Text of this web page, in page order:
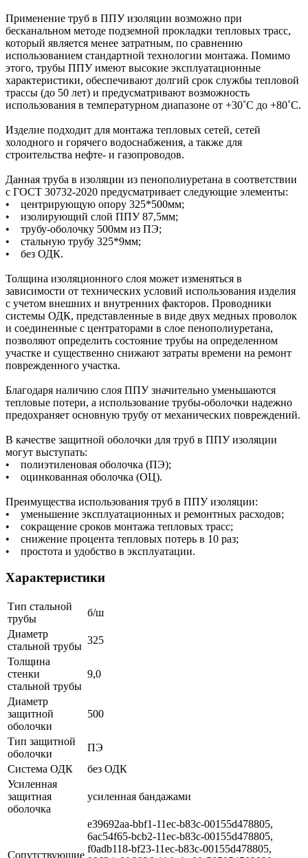
Применение труб в ППУ изоляции возможно при
бесканальном методе подземной прокладки тепловых трасс,
который является менее затратным, по сравнению
использованием стандартной технологии монтажа. Помимо
этого, трубы ППУ имеют высокие эксплуатационные
характеристики, обеспечивают долгий срок службы тепловой
трассы (до 50 лет) и предусматривают возможность
использования в температурном диапазоне от +30˚C до +80˚C.
Изделие подходит для монтажа тепловых сетей, сетей
холодного и горячего водоснабжения, а также для
строительства нефте- и газопроводов.
Данная труба в изоляции из пенополиуретана в соответствии
с ГОСТ 30732-2020 предусматривает следующие элементы:
• центрирующую опору 325*500мм;
• изолирующий слой ППУ 87,5мм;
• трубу-оболочку 500мм из ПЭ;
• стальную трубу 325*9мм;
• без ОДК.
Толщина изоляционного слоя может изменяться в
зависимости от технических условий использования изделия
с учетом внешних и внутренних факторов. Проводники
системы ОДК, представленные в виде двух медных проволок
и соединенные с центраторами в слое пенополиуретана,
позволяют определить состояние трубы на определенном
участке и существенно снижают затраты времени на ремонт
поврежденного участка.
Благодаря наличию слоя ППУ значительно уменьшаются
тепловые потери, а использование трубы-оболочки надежно
предохраняет основную трубу от механических повреждений.
В качестве защитной оболочки для труб в ППУ изоляции
могут выступать:
• полиэтиленовая оболочка (ПЭ);
• оцинкованная оболочка (ОЦ).
Преимущества использования труб в ППУ изоляции:
• уменьшение эксплуатационных и ремонтных расходов;
• сокращение сроков монтажа тепловых трасс;
• снижение процента тепловых потерь в 10 раз;
• простота и удобство в эксплуатации.
Характеристики
Тип стальной
трубы
б/ш
Диаметр
стальной трубы
325
Толщина
стенки
стальной трубы
9,0
Диаметр
защитной
оболочки
500
Тип защитной
оболочки
ПЭ
Система ОДК
без ОДК
Усиленная
защитная
оболочка
усиленная бандажами
Сопутствующие
e39692aa-bbf1-11ec-b83c-00155d478805,
6ac54f65-bcb2-11ec-b83c-00155d478805,
f0adb118-bf23-11ec-b83c-00155d478805,